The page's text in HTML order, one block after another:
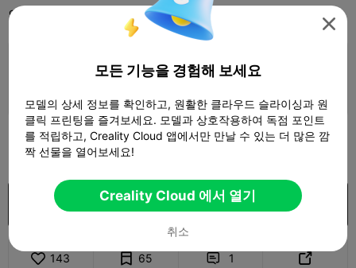
인쇄 설정 Miniatures
 인쇄 설정 추가
250
구입
143 65  1 

모든 기능을 경험해 보세요
모델의 상세 정보를 확인하고, 원활한 클라우드 슬라이싱과 원
클릭 프린팅을 즐겨보세요. 모델과 상호작용하여 독점 포인트
를 적립하고, Creality Cloud 앱에서만 만날 수 있는 더 많은 깜
짝 선물을 열어보세요!
Creality Cloud 에서 열기
취소